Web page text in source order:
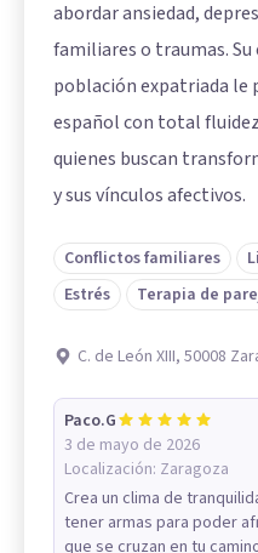
abordar ansiedad,
familiares o traumas.
población expatriada le
español con total
quienes buscan
y sus vínculos afectivos.
Conflictos familiares
Estrés
Terapia de
C. de León XIII, 50008
Paco.G
3 de mayo de 2026
Localización: Zaragoza
Crea un clima de
tener armas para poder
que se cruzan en tu